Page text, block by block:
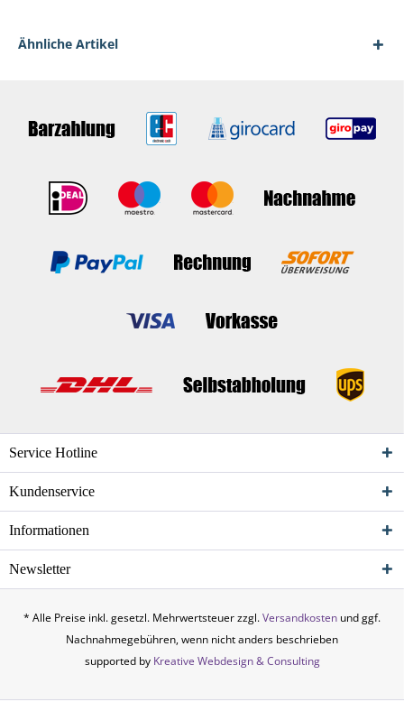
Ähnliche Artikel
Service Hotline
Kundenservice
Informationen
Newsletter
* Alle Preise inkl. gesetzl. Mehrwertsteuer zzgl.Versandkosten und ggf.
Nachnahmegebühren, wenn nicht anders beschrieben
supported by Kreative Webdesign & Consulting